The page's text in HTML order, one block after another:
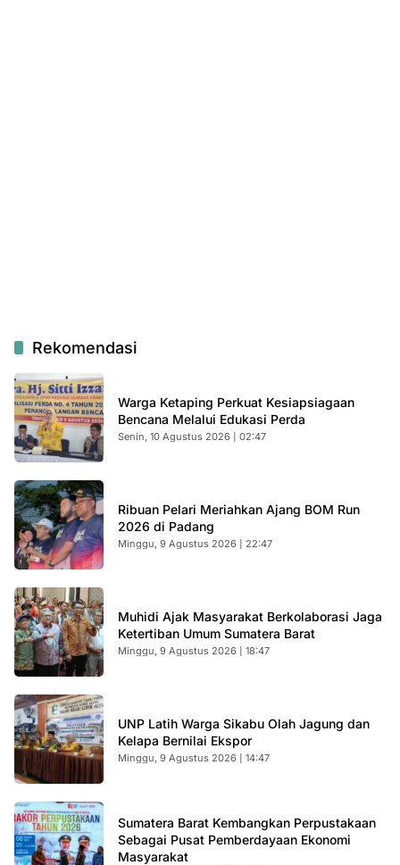
Rekomendasi
Warga Ketaping Perkuat Kesiapsiagaan
Bencana Melalui Edukasi Perda
Senin, 10 Agustus 2026 | 02:47
Ribuan Pelari Meriahkan Ajang BOM Run
2026 di Padang
Minggu, 9 Agustus 2026 | 22:47
Muhidi Ajak Masyarakat Berkolaborasi Jaga
Ketertiban Umum Sumatera Barat
Minggu, 9 Agustus 2026 | 18:47
UNP Latih Warga Sikabu Olah Jagung dan
Kelapa Bernilai Ekspor
Minggu, 9 Agustus 2026 | 14:47
Sumatera Barat Kembangkan Perpustakaan
Sebagai Pusat Pemberdayaan Ekonomi
Masyarakat